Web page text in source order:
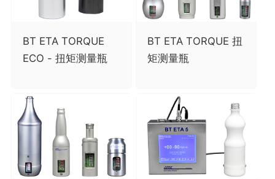
BT ETA TORQUE
ECO - 扭矩测量瓶
BT ETA TORQUE 扭
矩测量瓶